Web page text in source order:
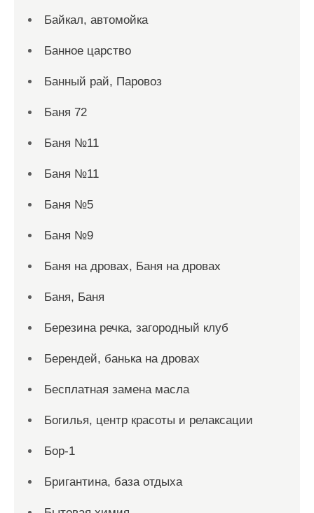
Байкал, автомойка
Банное царство
Банный рай, Паровоз
Баня 72
Баня №11
Баня №11
Баня №5
Баня №9
Баня на дровах, Баня на дровах
Баня, Баня
Березина речка, загородный клуб
Берендей, банька на дровах
Бесплатная замена масла
Богилья, центр красоты и релаксации
Бор-1
Бригантина, база отдыха